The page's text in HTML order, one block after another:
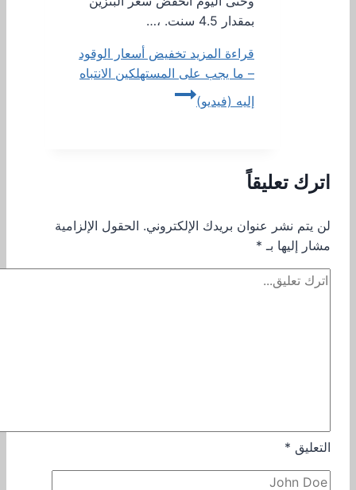
بمقدار 4.5 سنت. ،…
قراءة المزيد تخفيض أسعار الوقود
– ما يجب على المستهلكين الانتباه
إليه (فيديو)
اترك تعليقاً
لن يتم نشر عنوان بريدك الإلكتروني. الحقول الإلزامية
مشار إليها بـ *
التعليق *